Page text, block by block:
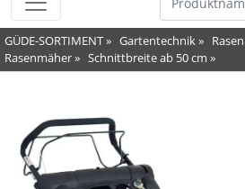
GÜDE-SORTIMENT» Gartentechnik»
Rasenmäher» Schnittbreite ab 50 cm »